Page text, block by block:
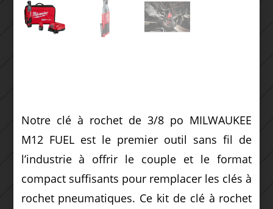
Notre clé à rochet de 3/8 po MILWAUKEE
M12 FUEL est le premier outil sans fil de
l’industrie à offrir le couple et le format
compact suffisants pour remplacer les clés à
rochet pneumatiques. Ce kit de clé à rochet